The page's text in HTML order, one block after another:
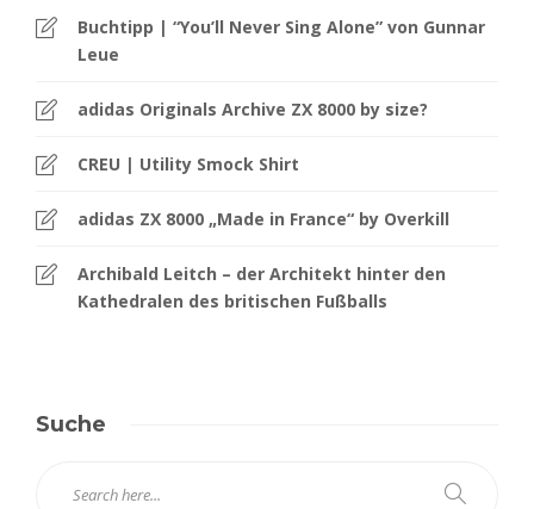
Buchtipp | “You’ll Never Sing Alone” von Gunnar
Leue
adidas Originals Archive ZX 8000 by size?
CREU | Utility Smock Shirt
adidas ZX 8000 „Made in France“ by Overkill
Archibald Leitch – der Architekt hinter den
Kathedralen des britischen Fußballs
Suche